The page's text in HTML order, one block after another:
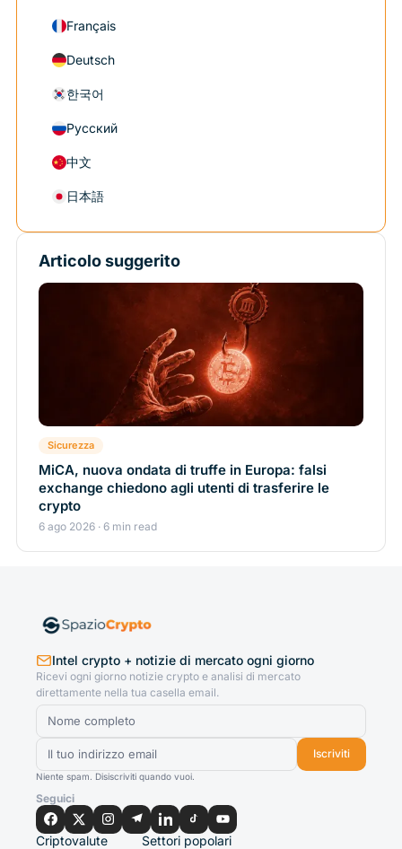
Français
Deutsch
한국어
Русский
中文
日本語
Articolo suggerito
Sicurezza
MiCA, nuova ondata di truffe in Europa: falsi
exchange chiedono agli utenti di trasferire le
crypto
6 ago 2026 · 6 min read
Intel crypto + notizie di mercato ogni giorno
Ricevi ogni giorno notizie crypto e analisi di mercato
direttamente nella tua casella email.
Iscriviti
Niente spam. Disiscriviti quando vuoi.
Seguici
Criptovalute Settori popolari